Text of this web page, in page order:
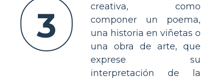
3
creativa, como
componer un poema,
una historia en viñetas o
una obra de arte, que
exprese su
interpretación de la